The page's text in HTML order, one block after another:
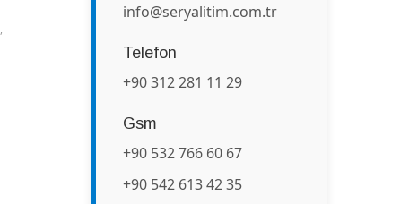
,
info@seryalitim.com.tr
Telefon
+90 312 281 11 29
Gsm
+90 532 766 60 67
+90 542 613 42 35